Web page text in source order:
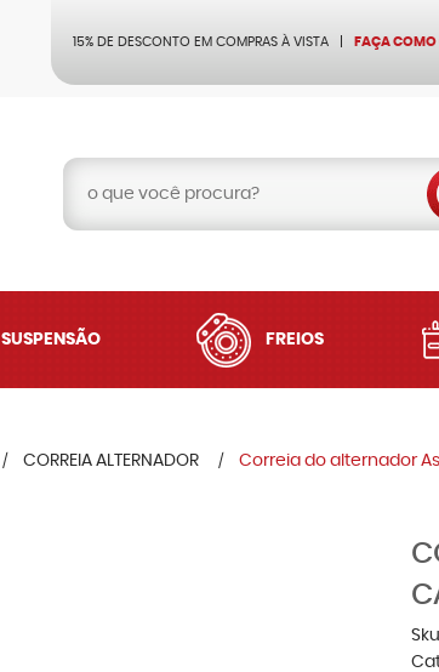
15% DE DESCONTO EM COMPRAS À VISTA FAÇA COMO
SUSPENSÃO FREIOS
CORREIA ALTERNADOR Correia do alternador